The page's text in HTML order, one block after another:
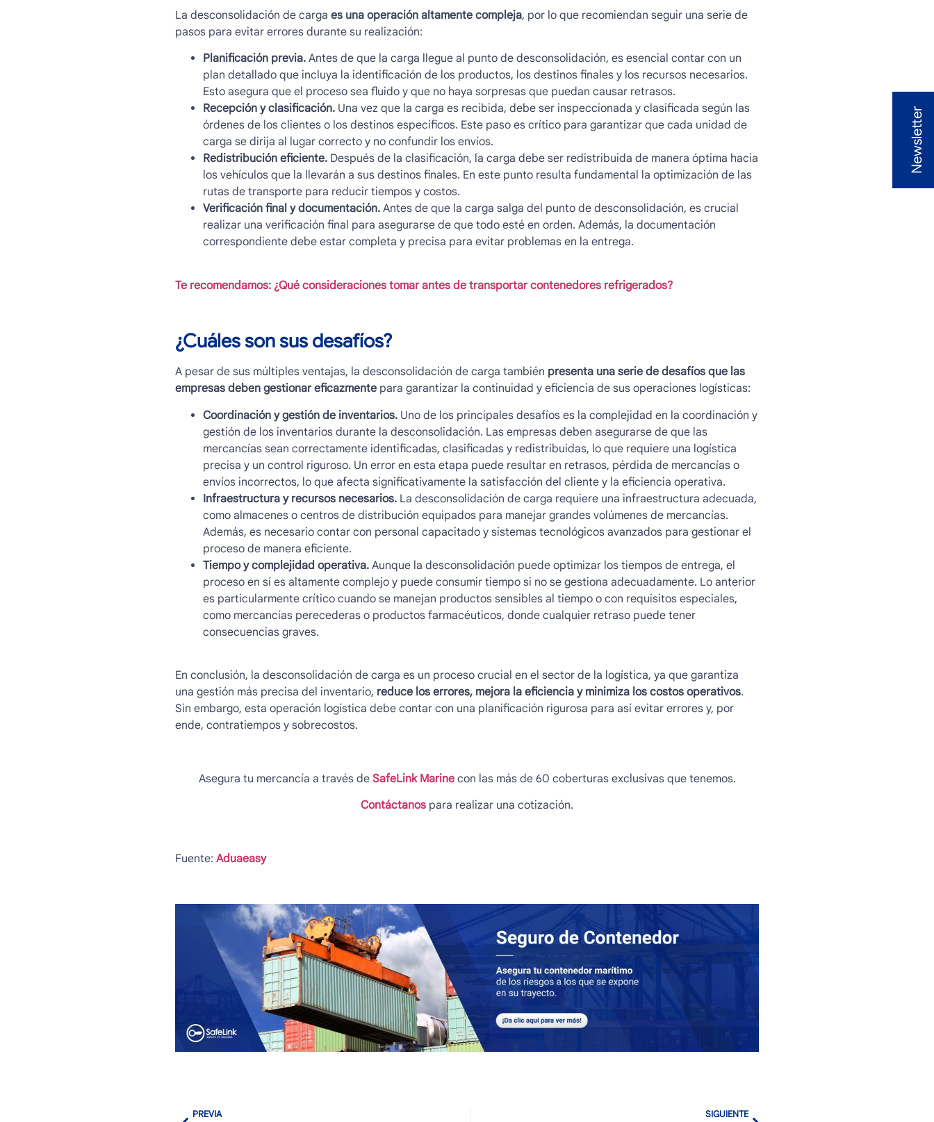
La desconsolidación de carga es una operación altamente compleja, por lo que recomiendan seguir una serie de
pasos para evitar errores durante su realización:
Planificación previa.Antes de que la carga llegue al punto de desconsolidación, es esencial contar con un
plan detallado que incluya la identificación de los productos, los destinos finales y los recursos necesarios.
Esto asegura que el proceso sea fluido y que no haya sorpresas que puedan causar retrasos.
Recepción y clasificación.Una vez que la carga es recibida, debe ser inspeccionada y clasificada según las
órdenes de los clientes o los destinos específicos. Este paso es crítico para garantizar que cada unidad de
carga se dirija al lugar correcto y no confundir los envíos.
Redistribución eficiente.Después de la clasificación, la carga debe ser redistribuida de manera óptima hacia
los vehículos que la llevarán a sus destinos finales. En este punto resulta fundamental la optimización de las
rutas de transporte para reducir tiempos y costos.
Verificación final y documentación.Antes de que la carga salga del punto de desconsolidación, es crucial
realizar una verificación final para asegurarse de que todo esté en orden. Además, la documentación
correspondiente debe estar completa y precisa para evitar problemas en la entrega.
Te recomendamos: ¿Qué consideraciones tomar antes de transportar contenedores refrigerados?
¿Cuáles son sus desafíos?
A pesar de sus múltiples ventajas, la desconsolidación de carga también presenta una serie de desafíos que las
empresas deben gestionar eficazmentepara garantizar la continuidad y eficiencia de sus operaciones logísticas:
Coordinación y gestión de inventarios.Uno de los principales desafíos es la complejidad en la coordinación y
gestión de los inventarios durante la desconsolidación. Las empresas deben asegurarse de que las
mercancías sean correctamente identificadas, clasificadas y redistribuidas, lo que requiere una logística
precisa y un control riguroso. Un error en esta etapa puede resultar en retrasos, pérdida de mercancías o
envíos incorrectos, lo que afecta significativamente la satisfacción del cliente y la eficiencia operativa.
Infraestructura y recursos necesarios.La desconsolidación de carga requiere una infraestructura adecuada,
como almacenes o centros de distribución equipados para manejar grandes volúmenes de mercancías.
Además, es necesario contar con personal capacitado y sistemas tecnológicos avanzados para gestionar el
proceso de manera eficiente.
Tiempo y complejidad operativa.Aunque la desconsolidación puede optimizar los tiempos de entrega, el
proceso en sí es altamente complejo y puede consumir tiempo si no se gestiona adecuadamente. Lo anterior
es particularmente crítico cuando se manejan productos sensibles al tiempo o con requisitos especiales,
como mercancías perecederas o productos farmacéuticos, donde cualquier retraso puede tener
consecuencias graves.
En conclusión, la desconsolidación de carga es un proceso crucial en el sector de la logística, ya que garantiza
una gestión más precisa del inventario, reduce los errores, mejora la eficiencia y minimiza los costos operativos.
Sin embargo, esta operación logística debe contar con una planificación rigurosa para así evitar errores y, por
ende, contratiempos y sobrecostos.
Asegura tu mercancía a través de SafeLink Marinecon las más de 60 coberturas exclusivas que tenemos.
Contáctanos para realizar una cotización.
Fuente: Aduaeasy
PREVIA SIGUIENTE
Newsletter